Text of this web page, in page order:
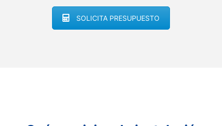
SOLICITA PRESUPUESTO